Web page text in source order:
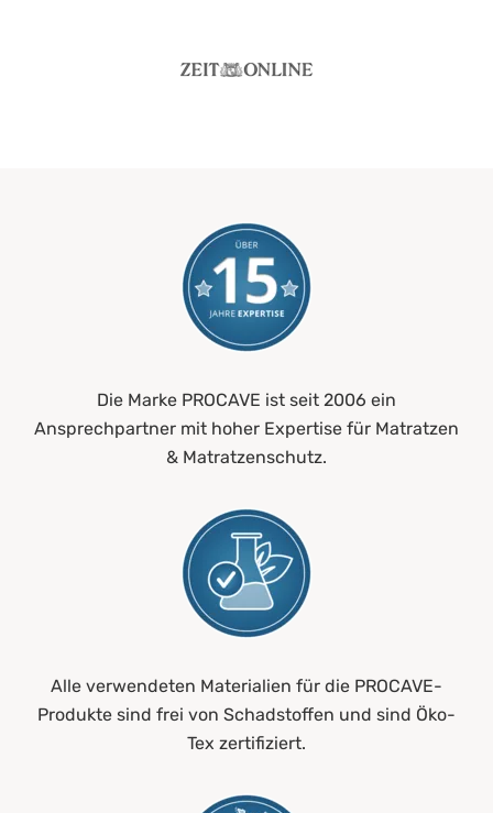
Die Marke PROCAVE ist seit 2006 ein
Ansprechpartner mit hoher Expertise für Matratzen
& Matratzenschutz.
Alle verwendeten Materialien für die PROCAVE-
Produkte sind frei von Schadstoffen und sind Öko-
Tex zertifiziert.